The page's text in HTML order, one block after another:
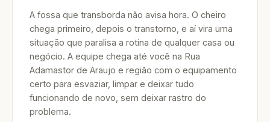
A fossa que transborda não avisa hora. O cheiro
chega primeiro, depois o transtorno, e aí vira uma
situação que paralisa a rotina de qualquer casa ou
negócio. A equipe chega até você na Rua
Adamastor de Araujo e região com o equipamento
certo para esvaziar, limpar e deixar tudo
funcionando de novo, sem deixar rastro do
problema.